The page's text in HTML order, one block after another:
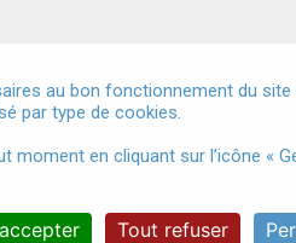
au bon fonctionnement du
par type de cookies.
en cliquant sur l’icône «
Tout refuser